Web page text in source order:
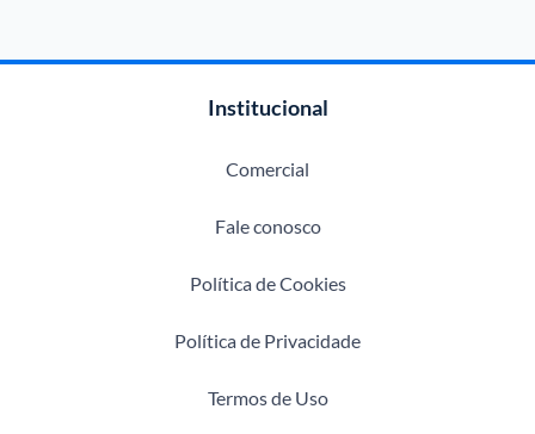
Institucional
Comercial
Fale conosco
Política de Cookies
Política de Privacidade
Termos de Uso